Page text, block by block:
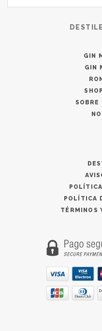
GIN
GIN
SOBRE
POLÍTICA
TÉRMINOS